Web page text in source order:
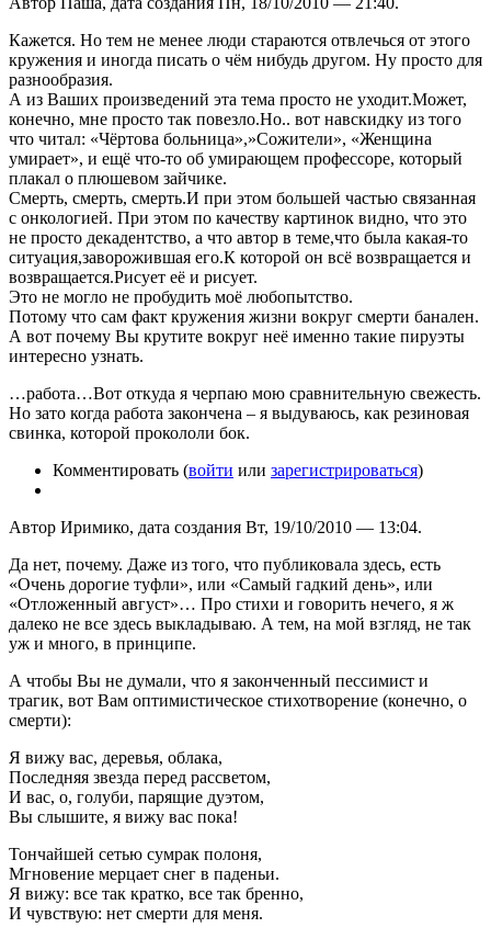
Кажется. Но тем не менее люди стараются отвлечься от этого
кружения и иногда писать о чём нибудь другом. Ну просто для
разнообразия.
А из Ваших произведений эта тема просто не уходит.Может,
конечно, мне просто так повезло.Но.. вот навскидку из того
что читал: «Чёртова больница»,»Сожители», «Женщина
умирает», и ещё что-то об умирающем профессоре, который
плакал о плюшевом зайчике.
Смерть, смерть, смерть.И при этом большей частью связанная
с онкологией. При этом по качеству картинок видно, что это
не просто декадентство, а что автор в теме,что была какая-то
ситуация,заворожившая его.К которой он всё возвращается и
возвращается.Рисует её и рисует.
Это не могло не пробудить моё любопытство.
Потому что сам факт кружения жизни вокруг смерти банален.
А вот почему Вы крутите вокруг неё именно такие пируэты
интересно узнать.
…работа…Вот откуда я черпаю мою сравнительную свежесть.
Но зато когда работа закончена – я выдуваюсь, как резиновая
свинка, которой прокололи бок.
Комментировать (войти или зарегистрироваться)
Автор Иримико, дата создания Вт, 19/10/2010 — 13:04.
Да нет, почему. Даже из того, что публиковала здесь, есть
«Очень дорогие туфли», или «Самый гадкий день», или
«Отложенный август»… Про стихи и говорить нечего, я ж
далеко не все здесь выкладываю. А тем, на мой взгляд, не так
уж и много, в принципе.
А чтобы Вы не думали, что я законченный пессимист и
трагик, вот Вам оптимистическое стихотворение (конечно, о
смерти):
Я вижу вас, деревья, облака,
Последняя звезда перед рассветом,
И вас, о, голуби, парящие дуэтом,
Вы слышите, я вижу вас пока!
Тончайшей сетью сумрак полоня,
Мгновение мерцает снег в паденьи.
Я вижу: все так кратко, все так бренно,
И чувствую: нет смерти для меня.